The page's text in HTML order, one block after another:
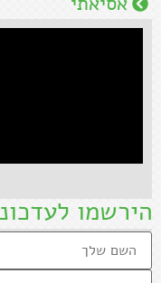
הירשמו